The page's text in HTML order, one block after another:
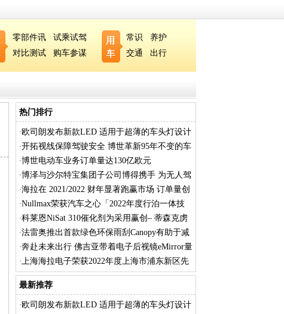
零部件讯
试乘试驾
对比测试
购车参谋
常识
养护
交通
出行
热门排行
·欧司朗发布新款LED 适用于超薄的车头灯设计
·开拓视线保障驾驶安全 博世革新95年不变的车
·博世电动车业务订单量达130亿欧元
·博泽与沙尔特宝集团子公司博得携手 为无人驾
·海拉在 2021/2022 财年显著跑赢市场 订单量创
·Nullmax荣获汽车之心「2022年度行泊一体技
术
·科莱恩NiSat 310催化剂为采用赢创– 蒂森克虏
·法雷奥推出首款绿色环保雨刮Canopy有助于减
·奔赴未来出行 佛吉亚带着电子后视镜eMirror量
·上海海拉电子荣获2022年度上海市浦东新区先
进
最新推荐
·欧司朗发布新款LED 适用于超薄的车头灯设计